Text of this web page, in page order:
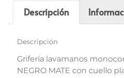
Descripción
Descripción
Grifería lavamanos
NEGRO MATE con cuello